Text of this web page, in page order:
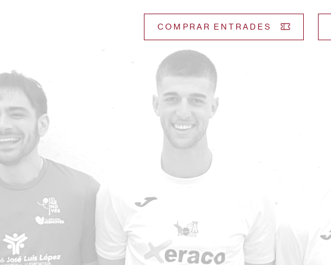
COMPRAR ENTRADES